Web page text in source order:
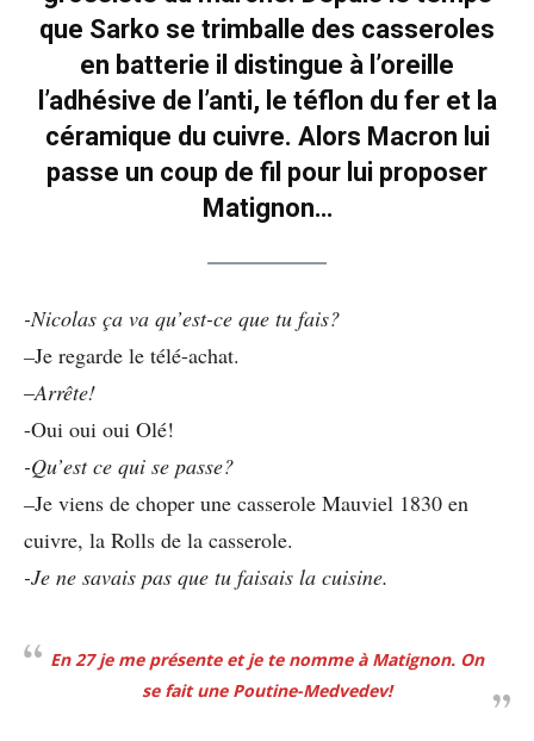
que Sarko se trimballe des casseroles
en batterie il distingue à l’oreille
l’adhésive de l’anti, le téflon du fer et la
céramique du cuivre. Alors Macron lui
passe un coup de fil pour lui proposer
Matignon…
-Nicolas ça va qu’est-ce que tu fais?
–Je regarde le télé-achat.
–Arrête!
-Oui oui oui Olé!
-Qu’est ce qui se passe?
–Je viens de choper une casserole Mauviel 1830 en
cuivre, la Rolls de la casserole.
-Je ne savais pas que tu faisais la cuisine.
En 27 je me présente et je te nomme à Matignon. On
se fait une Poutine-Medvedev!